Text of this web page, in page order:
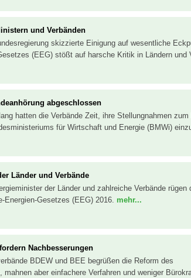
und Verbänden
skizzierte Einigung auf wesentliche
(EEG) stößt auf harsche Kritik in Ländern und
abgeschlossen
hatten die Verbände Zeit, ihre Stellungnahmen zum
für Wirtschaft und Energie (BMWi)
Länder und Verbände
der Länder und zahlreiche Verbände rügen
Energien-Gesetzes (EEG) 2016. mehr...
Nachbesserungen
BDEW und BEE begrüßen die Reform des
mahnen aber einfachere Verfahren und weniger